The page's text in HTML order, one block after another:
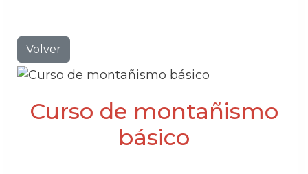
Volver
Curso de montañismo
básico